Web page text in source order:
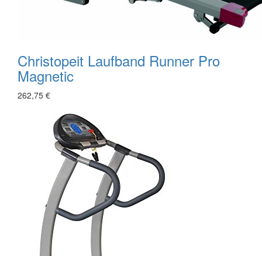
Christopeit Laufband Runner Pro
Magnetic
262,75 €